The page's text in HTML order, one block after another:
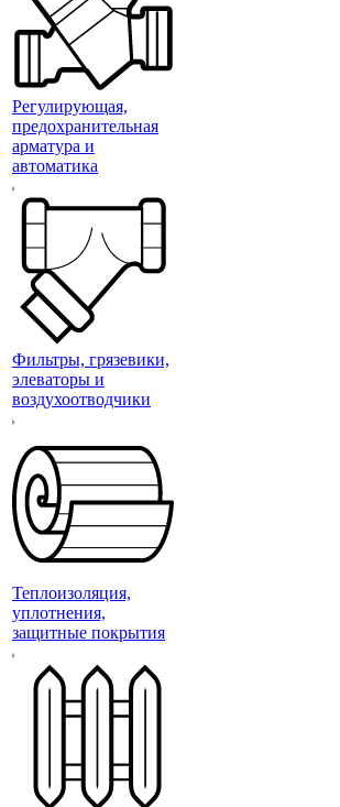
Регулирующая,
предохранительная
арматура и
автоматика
Фильтры, грязевики,
элеваторы и
воздухоотводчики
Теплоизоляция,
уплотнения,
защитные покрытия